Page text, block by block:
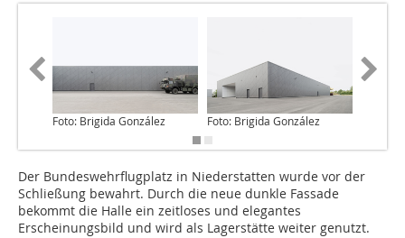
Foto: Brigida González Foto: Brigida González
Der Bundeswehrflugplatz in Niederstatten wurde vor der
Schließung bewahrt. Durch die neue dunkle Fassade
bekommt die Halle ein zeitloses und elegantes
Erscheinungsbild und wird als Lagerstätte weiter genutzt.